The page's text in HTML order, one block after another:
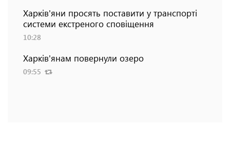
Харків'яни просять поставити у транспорті
системи екстреного сповіщення
10:28
Харків'янам повернули озеро
09:55